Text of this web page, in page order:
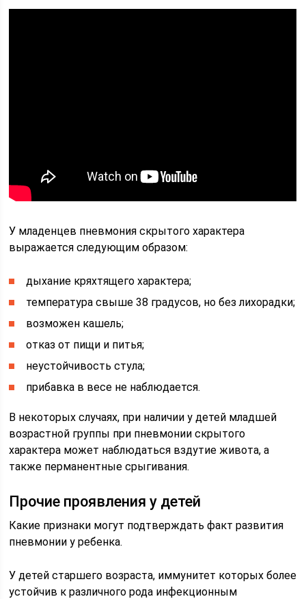
У младенцев пневмония скрытого характера
выражается следующим образом:
дыхание кряхтящего характера;
температура свыше 38 градусов, но без лихорадки;
возможен кашель;
отказ от пищи и питья;
неустойчивость стула;
прибавка в весе не наблюдается.
В некоторых случаях, при наличии у детей младшей
возрастной группы при пневмонии скрытого
характера может наблюдаться вздутие живота, а
также перманентные срыгивания.
Прочие проявления у детей
Какие признаки могут подтверждать факт развития
пневмонии у ребенка.
У детей старшего возраста, иммунитет которых более
устойчив к различного рода инфекционным